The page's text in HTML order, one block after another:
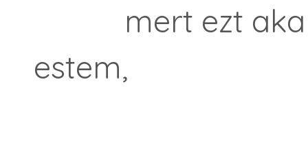
mert ezt
estem,